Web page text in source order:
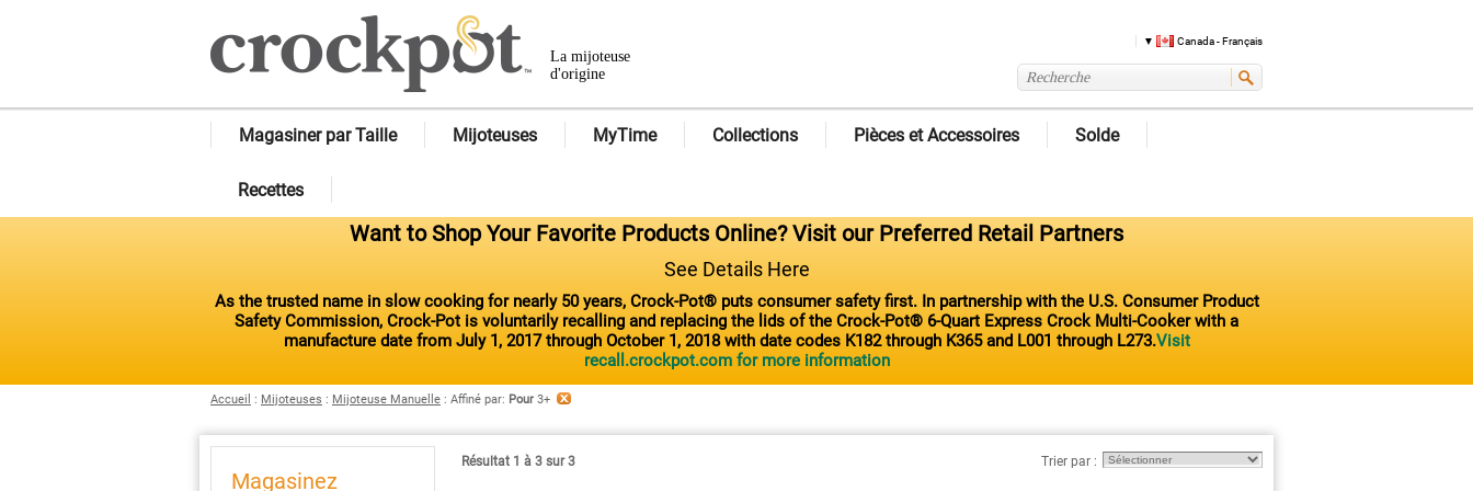
La mijoteuse
d'origine
Canada - Français
Magasiner par Taille Mijoteuses MyTime Collections Pièces et Accessoires Solde
Recettes
Want to Shop Your Favorite Products Online? Visit our Preferred Retail Partners
See Details Here
As the trusted name in slow cooking for nearly 50 years, Crock-Pot® puts consumer safety first. In partnership with the U.S. Consumer Product
Safety Commission, Crock-Pot is voluntarily recalling and replacing the lids of the Crock-Pot® 6-Quart Express Crock Multi-Cooker with a
manufacture date from July 1, 2017 through October 1, 2018 with date codes K182 through K365 and L001 through L273.Visit
recall.crockpot.com for more information
Accueil : Mijoteuses : Mijoteuse Manuelle : Affiné par: Pour 3+
Magasinez
Résultat 1 à 3 sur 3 Trier par :